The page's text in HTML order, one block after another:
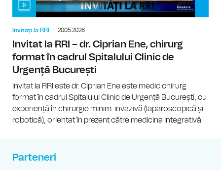
Invitați la RRI 20.05.2026
Invitat la RRI – dr. Ciprian Ene, chirurg
format în cadrul Spitalului Clinic de
Urgență București
Invitat la RRI este dr. Ciprian Ene este medic chirurg
format în cadrul Spitalului Clinic de Urgență București, cu
experiență în chirurgie minim-invazivă (laparoscopică și
robotică), orientat în prezent către medicina integrativă.
Parteneri